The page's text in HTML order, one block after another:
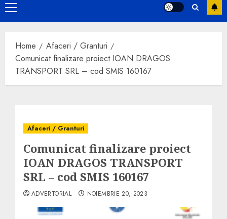
Primary
Menu
Home
Afaceri / Granturi
Comunicat finalizare proiect IOAN DRAGOS
TRANSPORT SRL – cod SMIS 160167
Afaceri / Granturi
Comunicat finalizare proiect
IOAN DRAGOS TRANSPORT
SRL – cod SMIS 160167
ADVERTORIAL NOIEMBRIE 20, 2023